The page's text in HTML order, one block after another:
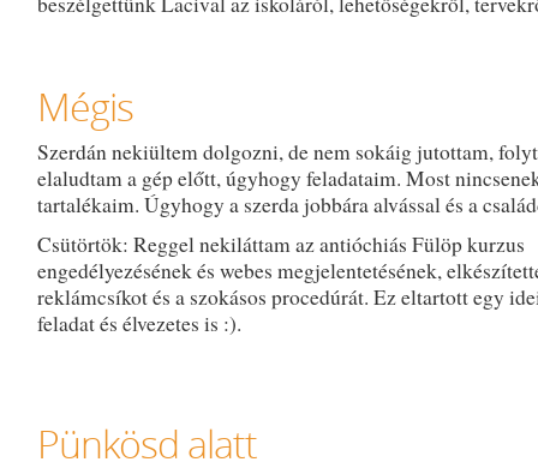
Mégis
Szerdán nekiültem dolgozni, de nem sokáig jutottam,
elaludtam a gép előtt, úgyhogy feladataim. Most
tartalékaim. Úgyhogy a szerda jobbára alvással és a
Csütörtök: Reggel nekiláttam az antióchiás Fülöp kurzus
engedélyezésének és webes megjelentetésének,
reklámcsíkot és a szokásos procedúrát. Ez eltartott egy
feladat és élvezetes is :).
Pünkösd alatt